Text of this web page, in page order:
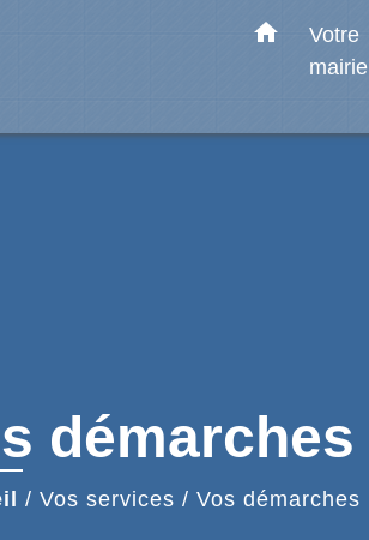
home
Votre
mairie
démarches
/ Vos services / Vos démarches